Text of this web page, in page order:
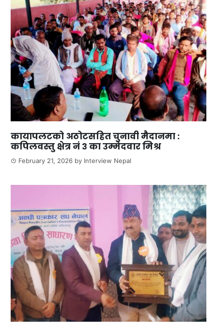
कायापलटको अठोटसहित चुनावी मैदानमा :
कपिलवस्तु क्षेत्र नं ३ का उम्मेदवार मिश्र
February 21, 2026 by Interview Nepal